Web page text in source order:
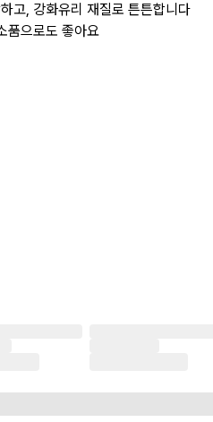
, 강화유리 재질로 튼튼합니다
품으로도 좋아요